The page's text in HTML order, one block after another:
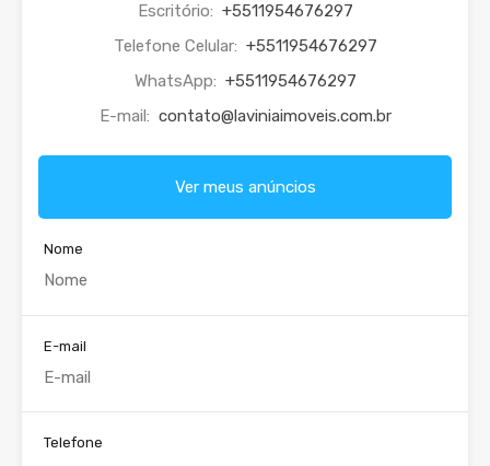
Escritório: +5511954676297
Telefone Celular: +5511954676297
WhatsApp: +5511954676297
E-mail: contato@laviniaimoveis.com.br
Ver meus anúncios
Nome
E-mail
Telefone